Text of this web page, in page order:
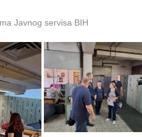
Javnog servisa BIH